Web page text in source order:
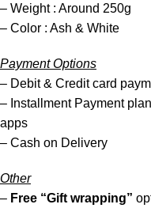
– Weight : Around 250g
– Color : Ash & White
Payment Options
– Debit & Credit card
– Installment Payment
apps
– Cash on Delivery
Other
– Free “Gift wrapping”